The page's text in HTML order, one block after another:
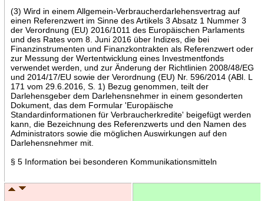
(3) Wird in einem Allgemein-Verbraucherdarlehensvertrag auf
einen Referenzwert im Sinne des Artikels 3 Absatz 1 Nummer 3
der Verordnung (EU) 2016/1011 des Europäischen Parlaments
und des Rates vom 8. Juni 2016 über Indizes, die bei
Finanzinstrumenten und Finanzkontrakten als Referenzwert oder
zur Messung der Wertentwicklung eines Investmentfonds
verwendet werden, und zur Änderung der Richtlinien 2008/48/EG
und 2014/17/EU sowie der Verordnung (EU) Nr. 596/2014 (ABl. L
171 vom 29.6.2016, S. 1) Bezug genommen, teilt der
Darlehensgeber dem Darlehensnehmer in einem gesonderten
Dokument, das dem Formular 'Europäische
Standardinformationen für Verbraucherkredite' beigefügt werden
kann, die Bezeichnung des Referenzwerts und den Namen des
Administrators sowie die möglichen Auswirkungen auf den
Darlehensnehmer mit.
§ 5 Information bei besonderen Kommunikationsmitteln